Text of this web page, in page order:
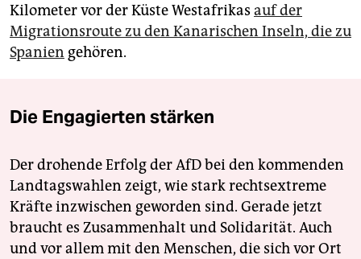
Kilometer vor der Küste Westafrikas auf der
Migrationsroute zu den Kanarischen Inseln, die zu
Spanien gehören.
Die Engagierten stärken
Der drohende Erfolg der AfD bei den kommenden
Landtagswahlen zeigt, wie stark rechtsextreme
Kräfte inzwischen geworden sind. Gerade jetzt
braucht es Zusammenhalt und Solidarität. Auch
und vor allem mit den Menschen, die sich vor Ort